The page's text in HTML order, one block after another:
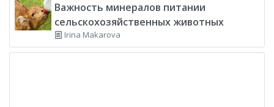
Важность минералов питании
сельскохозяйственных животных
Irina Makarova